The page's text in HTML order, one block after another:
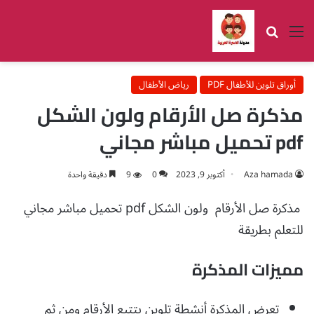
القائمة بحث عن
أوراق تلوين للأطفال PDF رياض الأطفال
مذكرة صل الأرقام ولون الشكل
pdf تحميل مباشر مجاني
Aza hamada أكتوبر 9, 2023 0
9 دقيقة واحدة
مذكرة صل الأرقام ولون الشكل pdf تحميل مباشر مجاني
للتعلم بطريقة
مميزات المذكرة